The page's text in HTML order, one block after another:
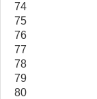
74
75
76
77
78
79
80